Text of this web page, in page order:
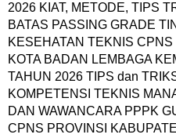
2026 KIAT, METODE, TIPS
BATAS PASSING GRADE
KESEHATAN TEKNIS
KOTA BADAN LEMBAGA
TAHUN 2026 TIPS dan
KOMPETENSI TEKNIS
DAN WAWANCARA PPPK
CPNS PROVINSI